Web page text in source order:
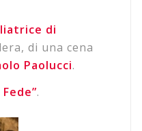
di
di una cena
Paolucci.
.